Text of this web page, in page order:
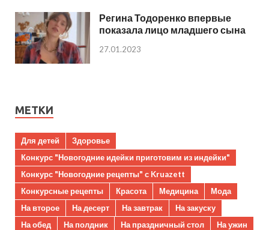
Регина Тодоренко впервые
показала лицо младшего сына
27.01.2023
МЕТКИ
Для детей
Здоровье
Конкурс "Новогодние идейки приготовим из индейки"
Конкурс "Новогодние рецепты" с Kruazett
Конкурсные рецепты
Красота Медицина
Мода
На второе
На десерт На завтрак
На закуску
На обед
На полдник На праздничный стол
На ужин